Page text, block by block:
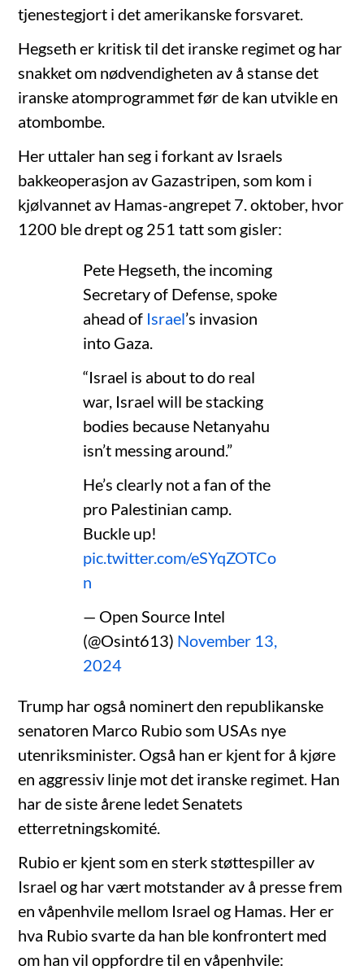
tjenestegjort i det amerikanske forsvaret.
Hegseth er kritisk til det iranske regimet og har
snakket om nødvendigheten av å stanse det
iranske atomprogrammet før de kan utvikle en
atombombe.
Her uttaler han seg i forkant av Israels
bakkeoperasjon av Gazastripen, som kom i
kjølvannet av Hamas-angrepet 7. oktober, hvor
1200 ble drept og 251 tatt som gisler:
Pete Hegseth, the incoming
Secretary of Defense, spoke
ahead of Israel’s invasion
into Gaza.
“Israel is about to do real
war, Israel will be stacking
bodies because Netanyahu
isn’t messing around.”
He’s clearly not a fan of the
pro Palestinian camp.
Buckle up!
pic.twitter.com/eSYqZOTCo
n
— Open Source Intel
(@Osint613) November 13,
2024
Trump har også nominert den republikanske
senatoren Marco Rubio som USAs nye
utenriksminister. Også han er kjent for å kjøre
en aggressiv linje mot det iranske regimet. Han
har de siste årene ledet Senatets
etterretningskomité.
Rubio er kjent som en sterk støttespiller av
Israel og har vært motstander av å presse frem
en våpenhvile mellom Israel og Hamas. Her er
hva Rubio svarte da han ble konfrontert med
om han vil oppfordre til en våpenhvile: